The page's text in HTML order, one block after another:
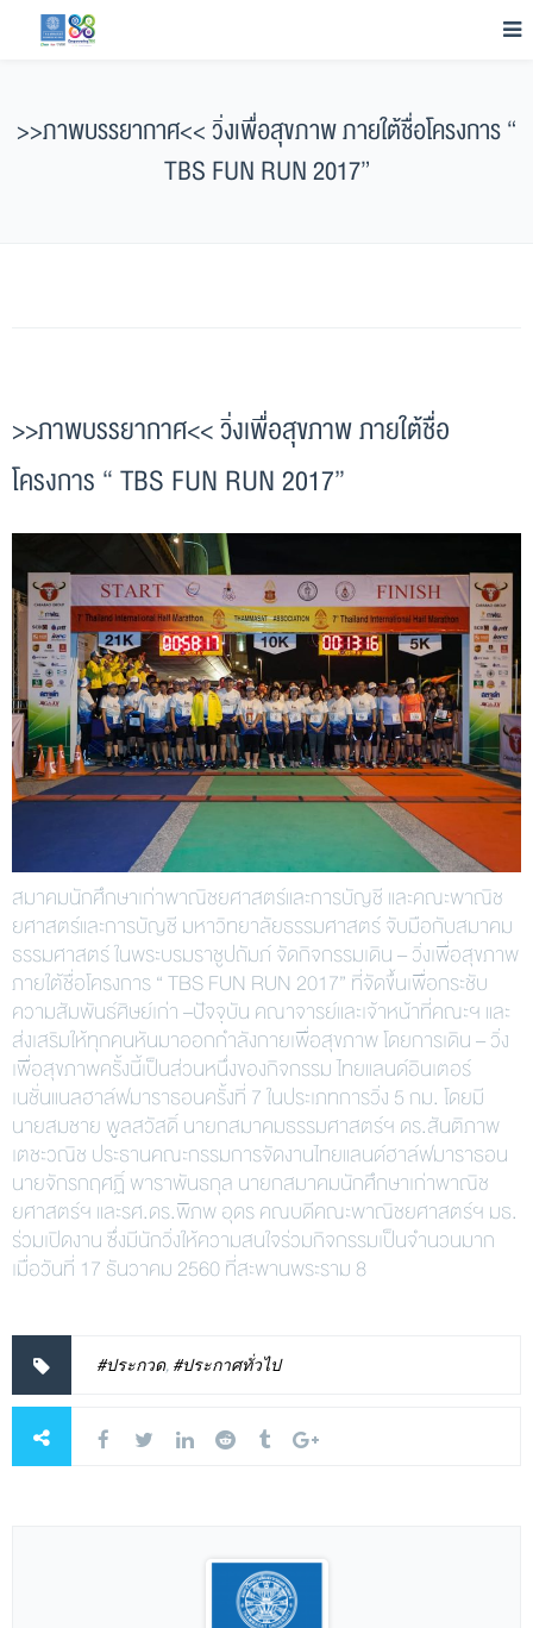
>>ภาพบรรยากาศ<< วิ่งเพื่อสุขภาพ ภายใต้ชื่อโครงการ “
TBS FUN RUN 2017”
>>ภาพบรรยากาศ<< วิ่งเพื่อสุขภาพ ภายใต้ชื่อ
โครงการ “ TBS FUN RUN 2017”
สมาคมนักศึกษาเก่าพาณิชยศาสตร์และการบัญชี และคณะพาณิช
ยศาสตร์และการบัญชี มหาวิทยาลัยธรรมศาสตร์ จับมือกับสมาคม
ธรรมศาสตร์ ในพระบรมราชูปถัมภ์ จัดกิจกรรมเดิน – วิ่งเพื่อสุขภาพ
ภายใต้ชื่อโครงการ “ TBS FUN RUN 2017” ที่จัดขึ้นเพื่อกระชับ
ความสัมพันธ์ศิษย์เก่า –ปัจจุบัน คณาจารย์และเจ้าหน้าที่คณะฯ และ
ส่งเสริมให้ทุกคนหันมาออกกำลังกายเพื่อสุขภาพ โดยการเดิน – วิ่ง
เพื่อสุขภาพครั้งนี้เป็นส่วนหนึ่งของกิจกรรม ไทยแลนด์อินเตอร์
เนชั่นแนลฮาล์ฟมาราธอนครั้งที่ 7 ในประเภทการวิ่ง 5 กม. โดยมี
นายสมชาย พูลสวัสดิ์ นายกสมาคมธรรมศาสตร์ฯ ดร.สันติภาพ
เตชะวณิช ประธานคณะกรรมการจัดงานไทยแลนด์ฮาล์ฟมาราธอน
นายจักรกฤศฏิ์ พาราพันธกุล นายกสมาคมนักศึกษาเก่าพาณิช
ยศาสตร์ฯ และรศ.ดร.พิภพ อุดร คณบดีคณะพาณิชยศาสตร์ฯ มธ.
ร่วมเปิดงาน ซึ่งมีนักวิ่งให้ความสนใจร่วมกิจกรรมเป็นจำนวนมาก
เมื่อวันที่ 17 ธันวาคม 2560 ที่สะพานพระราม 8
#ประกวด, #ประกาศทั่วไป